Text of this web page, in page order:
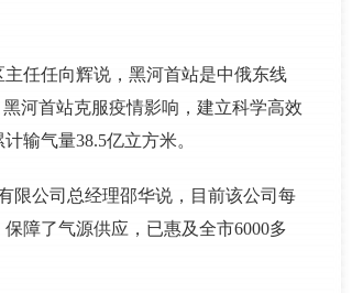
任任向辉说，黑河首站是中俄东线
河首站克服疫情影响，建立科学高效
输气量38.5亿立方米。
限公司总经理邵华说，目前该公司每
障了气源供应，已惠及全市6000多